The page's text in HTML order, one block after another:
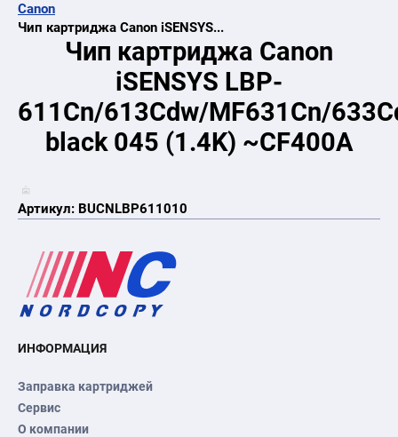
Canon
Чип картриджа Canon iSENSYS...
Чип картриджа Canon
iSENSYS LBP-
611Cn/613Cdw/MF631Cn/
black 045 (1.4K) ~CF400A
Артикул: BUCNLBP611010
ИНФОРМАЦИЯ
Заправка картриджей
Сервис
О компании